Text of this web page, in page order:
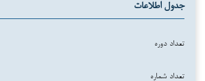
جدول اطلاعات
تعداد دوره
تعداد شماره